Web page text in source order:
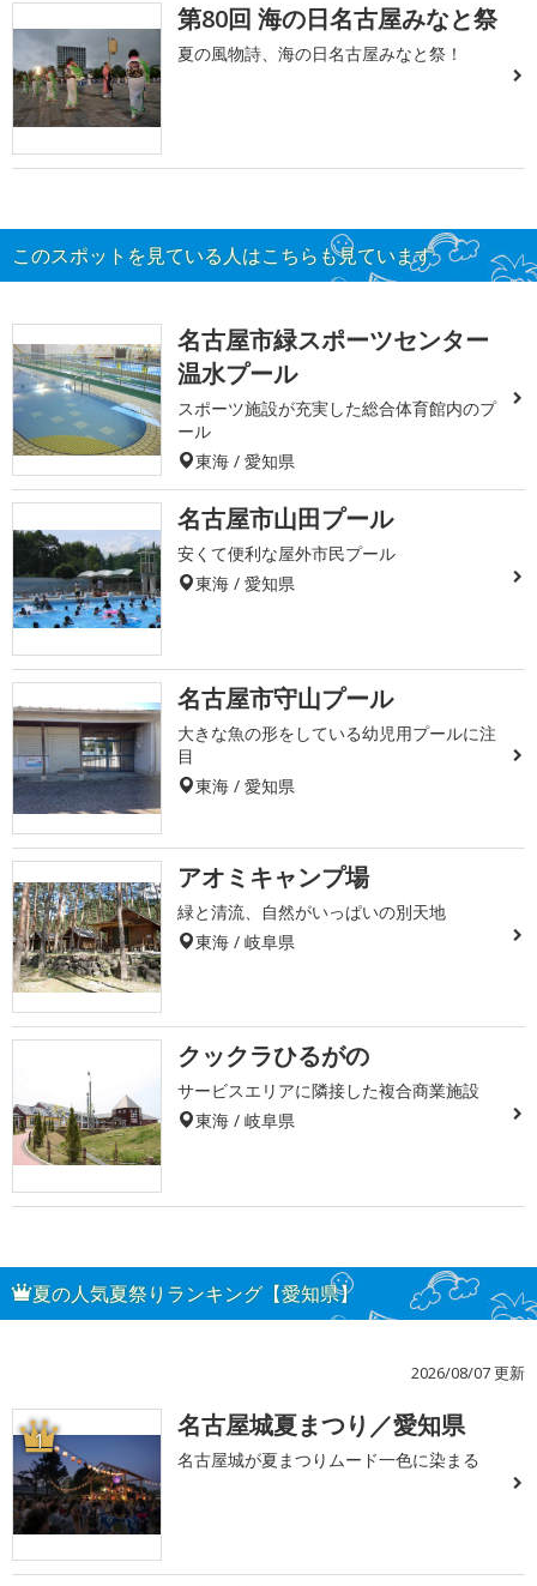
第80回 海の日名古屋みなと祭
夏の風物詩、海の日名古屋みなと祭！
このスポットを見ている人はこちらも見ています
名古屋市緑スポーツセンター
温水プール
スポーツ施設が充実した総合体育館内のプ
ール
東海 / 愛知県
名古屋市山田プール
安くて便利な屋外市民プール
東海 / 愛知県
名古屋市守山プール
大きな魚の形をしている幼児用プールに注
目
東海 / 愛知県
アオミキャンプ場
緑と清流、自然がいっぱいの別天地
東海 / 岐阜県
クックラひるがの
サービスエリアに隣接した複合商業施設
東海 / 岐阜県
夏の人気夏祭りランキング【愛知県】
2026/08/07 更新
1 名古屋城夏まつり／愛知県
名古屋城が夏まつりムード一色に染まる